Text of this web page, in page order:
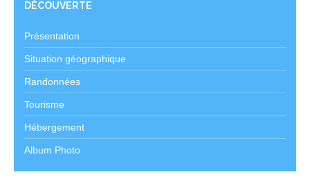
DÉCOUVERTE
Présentation
Situation géographique
Randonnées
Tourisme
Hébergement
Album Photo